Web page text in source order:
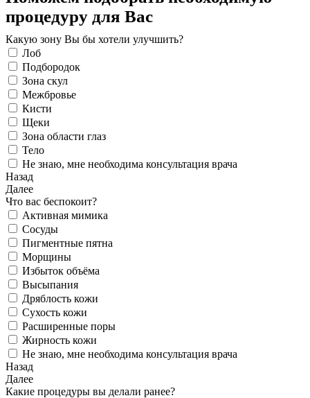
процедуру для Вас
Какую зону Вы бы хотели улучшить?
Лоб
Подбородок
Зона скул
Межбровье
Кисти
Щеки
Зона области глаз
Тело
Не знаю, мне необходима консультация врача
Назад
Далее
Что вас беспокоит?
Активная мимика
Сосуды
Пигментные пятна
Морщины
Избыток объёма
Высыпания
Дряблость кожи
Сухость кожи
Расширенные поры
Жирность кожи
Не знаю, мне необходима консультация врача
Назад
Далее
Какие процедуры вы делали ранее?